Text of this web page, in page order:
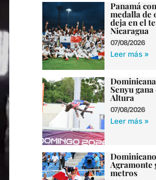
Panamá
medalla de
deja en el
Nicaragua
07/08/2026
Leer más »
Senyu
Altura
07/08/2026
Leer más »
Agramonte
metros